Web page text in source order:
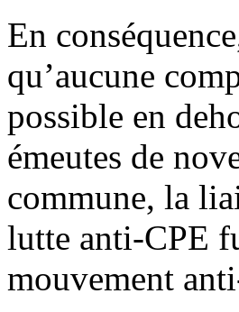
En
qu’aucune
possible en
émeutes de
commune, la
lutte anti-CPE
mouvement